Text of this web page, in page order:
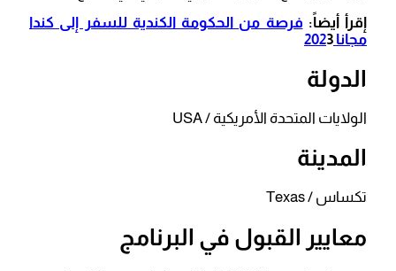
إقرأ أيضاً: فرصة من الحكومة الكندية للسفر إلى كندا
مجانا 202 3
الدولة
الولايات المتحدة الأمريكية / USA
المدينة
تكساس / Texas
معايير القبول في البرنامج